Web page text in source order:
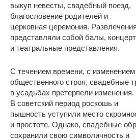
выкуп невесты, свадебный поезд,
благословение родителей и
церковная церемония. Развлечения
представляли собой балы,
и театральные представления.
С течением времени, с изменением
общественного строя, свадебные
в усадьбах претерпели изменения.
В советский период роскошь и
пышность уступили место
и простоте. Однако, свадебные
сохранили свою символичность и